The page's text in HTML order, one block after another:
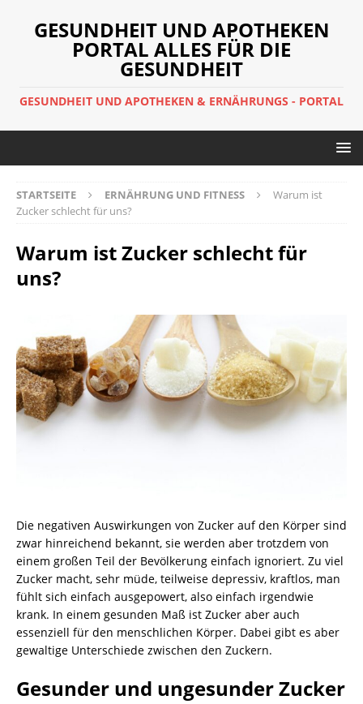
GESUNDHEIT UND APOTHEKEN
PORTAL ALLES FÜR DIE
GESUNDHEIT
GESUNDHEIT UND APOTHEKEN & ERNÄHRUNGS - PORTAL
STARTSEITE ERNÄHRUNG UND FITNESS
Warum ist
Zucker schlecht für uns?
Warum ist Zucker schlecht für
uns?
Die negativen Auswirkungen von Zucker auf den Körper sind
zwar hinreichend bekannt, sie werden aber trotzdem von
einem großen Teil der Bevölkerung einfach ignoriert. Zu viel
Zucker macht, sehr müde, teilweise depressiv, kraftlos, man
fühlt sich einfach ausgepowert, also einfach irgendwie
krank. In einem gesunden Maß ist Zucker aber auch
essenziell für den menschlichen Körper. Dabei gibt es aber
gewaltige Unterschiede zwischen den Zuckern.
Gesunder und ungesunder Zucker